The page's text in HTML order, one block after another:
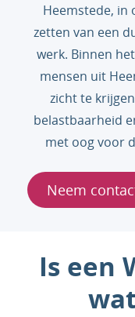
Heemstede, in
zetten van een
werk. Binnen
mensen uit
zicht te
belastbaarheid
met oog voor
Neem
Is een